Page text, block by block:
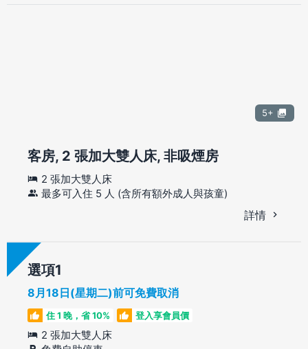
5+
客房, 2 張加大雙人床, 非吸煙房
2 張加大雙人床
最多可入住 5 人 (含所有額外成人與孩童)
詳情
選項
8月18日(星期二)前可免費取消
住 1 晚，省 10% 登入享會員價
2 張加大雙人床